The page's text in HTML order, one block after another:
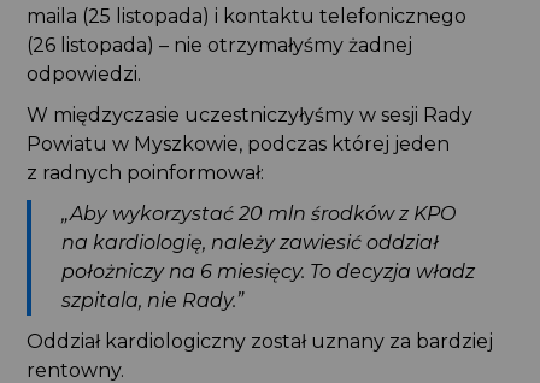
maila (25 listopada) i kontaktu telefonicznego
(26 listopada) – nie otrzymałyśmy żadnej
odpowiedzi.
W międzyczasie uczestniczyłyśmy w sesji Rady
Powiatu w Myszkowie, podczas której jeden
z radnych poinformował:
„Aby wykorzystać 20 mln środków z KPO
na kardiologię, należy zawiesić oddział
położniczy na 6 miesięcy. To decyzja władz
szpitala, nie Rady.”
Oddział kardiologiczny został uznany za bardziej
rentowny.